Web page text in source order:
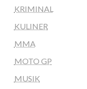
KRIMINAL
KULINER
MMA
MOTO GP
MUSIK